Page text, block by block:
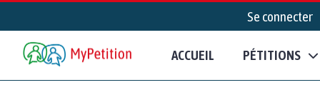
Se connecter
ACCUEIL PÉTITIONS